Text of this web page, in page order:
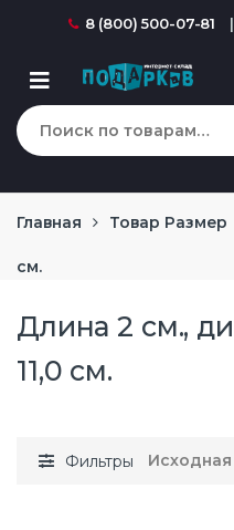
8 (800) 500-07-81
Искать:
Главная Товар Размер
см.
Длина 2 см.,
11,0 см.
Фильтры